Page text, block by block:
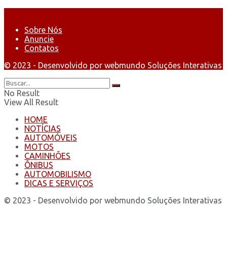
Sobre Nós
Anuncie
Contatos
© 2023 - Desenvolvido por webmundo Soluções Interativas
No Result
View All Result
HOME
NOTÍCIAS
AUTOMÓVEIS
MOTOS
CAMINHÕES
ÔNIBUS
AUTOMOBILISMO
DICAS E SERVIÇOS
© 2023 - Desenvolvido por webmundo Soluções Interativas